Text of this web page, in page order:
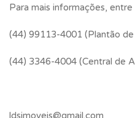
Para mais informações,
(44) 99113-4001 (Plantão
(44) 3346-4004 (Central de
ldsimoveis@gmail.com